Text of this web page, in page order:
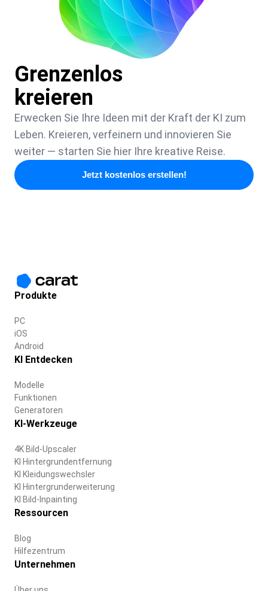
Grenzenlos
kreieren
Erwecken Sie Ihre Ideen mit der Kraft der KI zum
Leben. Kreieren, verfeinern und innovieren Sie
weiter — starten Sie hier Ihre kreative Reise.
Jetzt kostenlos erstellen!
Produkte
PC
iOS
Android
KI Entdecken
Modelle
Funktionen
Generatoren
KI-Werkzeuge
4K Bild-Upscaler
KI Hintergrundentfernung
KI Kleidungswechsler
KI Hintergrunderweiterung
KI Bild-Inpainting
Ressourcen
Blog
Hilfezentrum
Unternehmen